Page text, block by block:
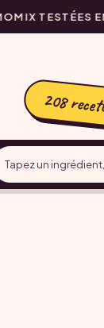
TESTÉES EN
208